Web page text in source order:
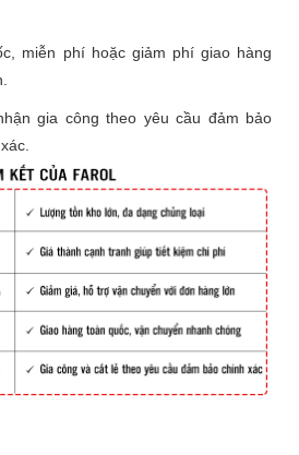
miễn phí hoặc giảm phí giao hàng
gia công theo yêu cầu đảm bảo